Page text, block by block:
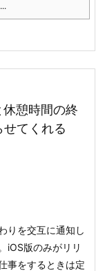
休憩時間の終
てくれる
りを交互に通知し
iOS版のみがリリ
事をするときは定